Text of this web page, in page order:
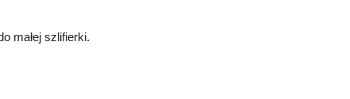
małej szlifierki.